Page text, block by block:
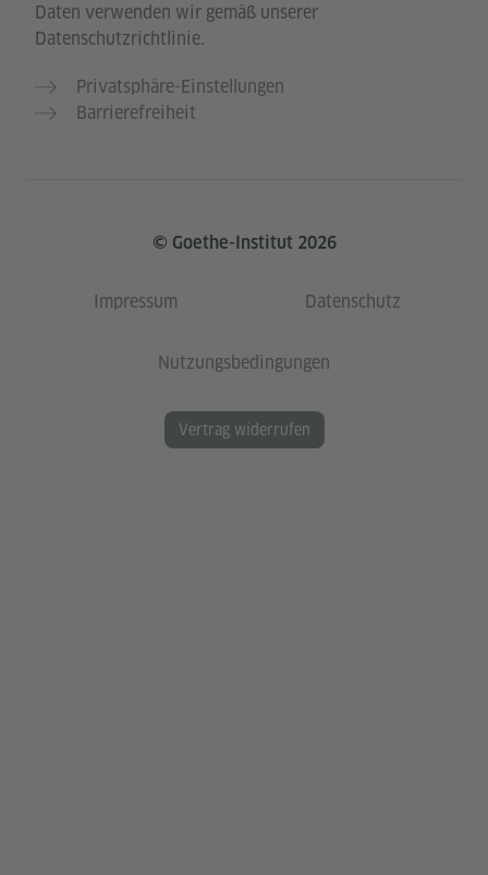
Daten verwenden wir gemäß unserer
Datenschutzrichtlinie.
Privatsphäre-Einstellungen
Barrierefreiheit
© Goethe-Institut 2026
Impressum Datenschutz
Nutzungsbedingungen
Vertrag widerrufen